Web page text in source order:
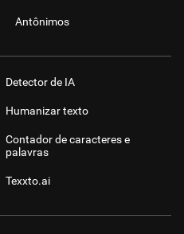
Antônimos
Detector de IA
Humanizar texto
Contador de caracteres e
palavras
Texxto.ai